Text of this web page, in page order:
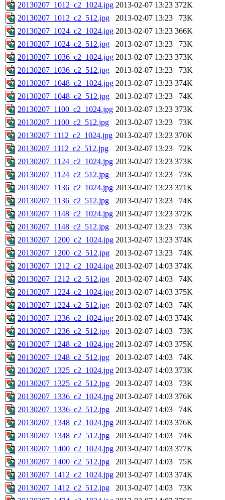
20130207_1012_c2_1024.jpg 2013-02-07 13:23 372K
20130207_1012_c2_512.jpg
2013-02-07 13:23
73K
20130207_1024_c2_1024.jpg 2013-02-07 13:23 366K
20130207_1024_c2_512.jpg
2013-02-07 13:23
73K
20130207_1036_c2_1024.jpg 2013-02-07 13:23 373K
20130207_1036_c2_512.jpg
2013-02-07 13:23
73K
20130207_1048_c2_1024.jpg 2013-02-07 13:23 374K
20130207_1048_c2_512.jpg
2013-02-07 13:23
74K
20130207_1100_c2_1024.jpg 2013-02-07 13:23 373K
20130207_1100_c2_512.jpg
2013-02-07 13:23
73K
20130207_1112_c2_1024.jpg 2013-02-07 13:23 370K
20130207_1112_c2_512.jpg
2013-02-07 13:23
72K
20130207_1124_c2_1024.jpg 2013-02-07 13:23 373K
20130207_1124_c2_512.jpg
2013-02-07 13:23
73K
20130207_1136_c2_1024.jpg 2013-02-07 13:23 371K
20130207_1136_c2_512.jpg
2013-02-07 13:23
74K
20130207_1148_c2_1024.jpg 2013-02-07 13:23 372K
20130207_1148_c2_512.jpg
2013-02-07 13:23
73K
20130207_1200_c2_1024.jpg 2013-02-07 13:23 374K
20130207_1200_c2_512.jpg
2013-02-07 13:23
74K
20130207_1212_c2_1024.jpg 2013-02-07 14:03 374K
20130207_1212_c2_512.jpg
2013-02-07 14:03
74K
20130207_1224_c2_1024.jpg 2013-02-07 14:03 375K
20130207_1224_c2_512.jpg
2013-02-07 14:03
74K
20130207_1236_c2_1024.jpg 2013-02-07 14:03 374K
20130207_1236_c2_512.jpg
2013-02-07 14:03
73K
20130207_1248_c2_1024.jpg 2013-02-07 14:03 375K
20130207_1248_c2_512.jpg
2013-02-07 14:03
74K
20130207_1325_c2_1024.jpg 2013-02-07 14:03 373K
20130207_1325_c2_512.jpg
2013-02-07 14:03
73K
20130207_1336_c2_1024.jpg 2013-02-07 14:03 376K
20130207_1336_c2_512.jpg
2013-02-07 14:03
74K
20130207_1348_c2_1024.jpg 2013-02-07 14:03 376K
20130207_1348_c2_512.jpg
2013-02-07 14:03
74K
20130207_1400_c2_1024.jpg 2013-02-07 14:03 377K
20130207_1400_c2_512.jpg
2013-02-07 14:03
75K
20130207_1412_c2_1024.jpg 2013-02-07 14:03 374K
20130207_1412_c2_512.jpg
2013-02-07 14:03
73K